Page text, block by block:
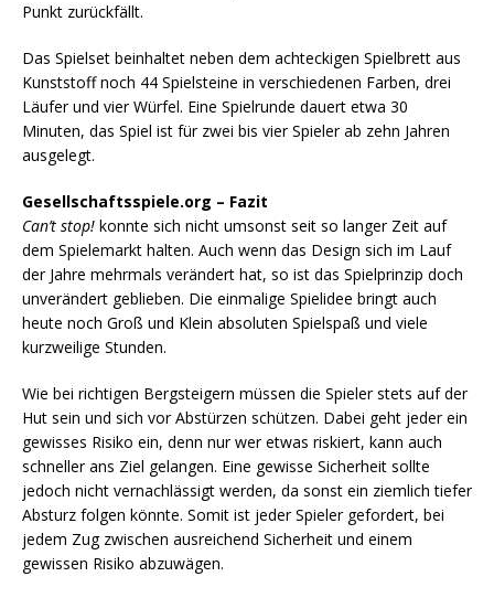
Punkt zurückfällt.
Das Spielset beinhaltet neben dem achteckigen Spielbrett aus
Kunststoff noch 44 Spielsteine in verschiedenen Farben, drei
Läufer und vier Würfel. Eine Spielrunde dauert etwa 30
Minuten, das Spiel ist für zwei bis vier Spieler ab zehn Jahren
ausgelegt.
Gesellschaftsspiele.org – Fazit
Can’t stop! konnte sich nicht umsonst seit so langer Zeit auf
dem Spielemarkt halten. Auch wenn das Design sich im Lauf
der Jahre mehrmals verändert hat, so ist das Spielprinzip doch
unverändert geblieben. Die einmalige Spielidee bringt auch
heute noch Groß und Klein absoluten Spielspaß und viele
kurzweilige Stunden.
Wie bei richtigen Bergsteigern müssen die Spieler stets auf der
Hut sein und sich vor Abstürzen schützen. Dabei geht jeder ein
gewisses Risiko ein, denn nur wer etwas riskiert, kann auch
schneller ans Ziel gelangen. Eine gewisse Sicherheit sollte
jedoch nicht vernachlässigt werden, da sonst ein ziemlich tiefer
Absturz folgen könnte. Somit ist jeder Spieler gefordert, bei
jedem Zug zwischen ausreichend Sicherheit und einem
gewissen Risiko abzuwägen.